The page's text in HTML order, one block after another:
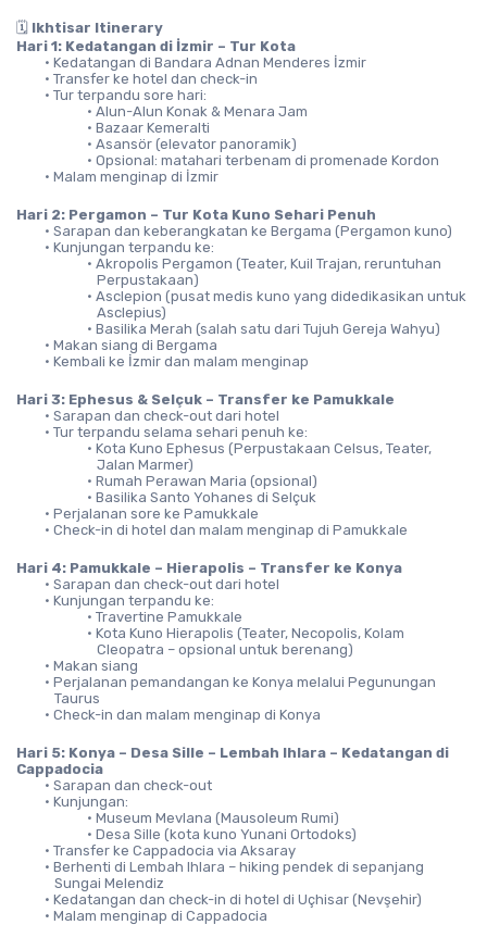
🗓️ Ikhtisar Itinerary
Hari 1: Kedatangan di İzmir – Tur Kota
Kedatangan di Bandara Adnan Menderes İzmir
Transfer ke hotel dan check-in
Tur terpandu sore hari:
Alun-Alun Konak & Menara Jam
Bazaar Kemeralti
Asansör (elevator panoramik)
Opsional: matahari terbenam di promenade Kordon
Malam menginap di İzmir
Hari 2: Pergamon – Tur Kota Kuno Sehari Penuh
Sarapan dan keberangkatan ke Bergama (Pergamon kuno)
Kunjungan terpandu ke:
Akropolis Pergamon (Teater, Kuil Trajan, reruntuhan
Perpustakaan)
Asclepion (pusat medis kuno yang didedikasikan untuk
Asclepius)
Basilika Merah (salah satu dari Tujuh Gereja Wahyu)
Makan siang di Bergama
Kembali ke İzmir dan malam menginap
Hari 3: Ephesus & Selçuk – Transfer ke Pamukkale
Sarapan dan check-out dari hotel
Tur terpandu selama sehari penuh ke:
Kota Kuno Ephesus (Perpustakaan Celsus, Teater,
Jalan Marmer)
Rumah Perawan Maria (opsional)
Basilika Santo Yohanes di Selçuk
Perjalanan sore ke Pamukkale
Check-in di hotel dan malam menginap di Pamukkale
Hari 4: Pamukkale – Hierapolis – Transfer ke Konya
Sarapan dan check-out dari hotel
Kunjungan terpandu ke:
Travertine Pamukkale
Kota Kuno Hierapolis (Teater, Necopolis, Kolam
Cleopatra – opsional untuk berenang)
Makan siang
Perjalanan pemandangan ke Konya melalui Pegunungan
Taurus
Check-in dan malam menginap di Konya
Hari 5: Konya – Desa Sille – Lembah Ihlara – Kedatangan di
Cappadocia
Sarapan dan check-out
Kunjungan:
Museum Mevlana (Mausoleum Rumi)
Desa Sille (kota kuno Yunani Ortodoks)
Transfer ke Cappadocia via Aksaray
Berhenti di Lembah Ihlara – hiking pendek di sepanjang
Sungai Melendiz
Kedatangan dan check-in di hotel di Uçhisar (Nevşehir)
Malam menginap di Cappadocia